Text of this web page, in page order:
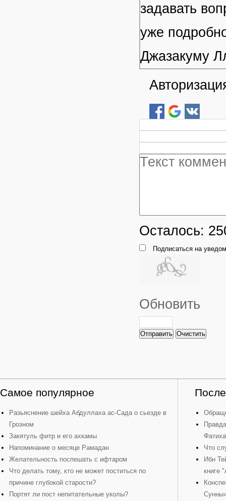
задавать
уже
Джазакуму
Осталось:
Подписаться на
Обновить
Отправить Очистить
Самое популярное
Разьяснение шейха Абдуллаха ас-Сада о сьезде в
Грозном
Закятуль фитр и его ахкамы
Напоминание о месяце Рамадан
Желательность поспешать с ифтаром
Что делать тому, кто не может поститься по
причине глубокой старости?
Портят ли пост непитательные уколы?
Что
Ибн
книге